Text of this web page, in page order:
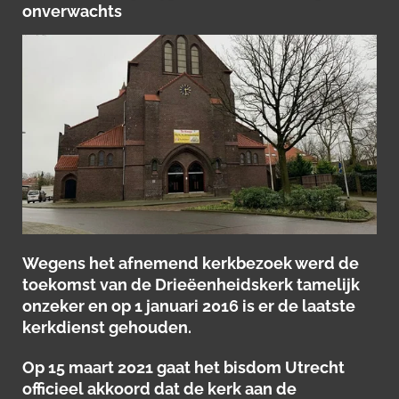
onverwachts
Wegens het afnemend kerkbezoek werd de
toekomst van de Drieëenheidskerk tamelijk
onzeker en op 1 januari 2016 is er de laatste
kerkdienst gehouden.
Op 15 maart 2021 gaat het bisdom Utrecht
officieel akkoord dat de kerk aan de